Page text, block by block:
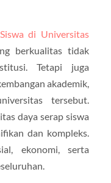
di Universitas
berkualitas tidak
Tetapi juga
akademik,
tersebut.
daya serap siswa
dan kompleks.
ekonomi, serta